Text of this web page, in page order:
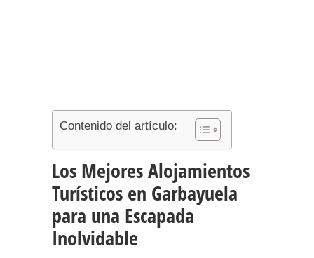
Contenido del artículo:
Los Mejores Alojamientos
Turísticos en Garbayuela
para una Escapada
Inolvidable